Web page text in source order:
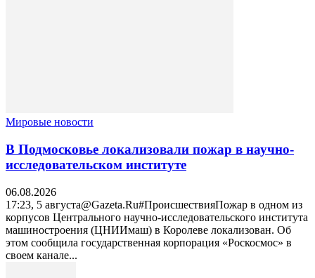
Мировые новости
В Подмосковье локализовали пожар в научно-
исследовательском институте
06.08.2026
17:23, 5 августа@Gazeta.Ru#ПроисшествияПожар в одном из
корпусов Центрального научно-исследовательского института
машиностроения (ЦНИИмаш) в Королеве локализован. Об
этом сообщила государственная корпорация «Роскосмос» в
своем канале...